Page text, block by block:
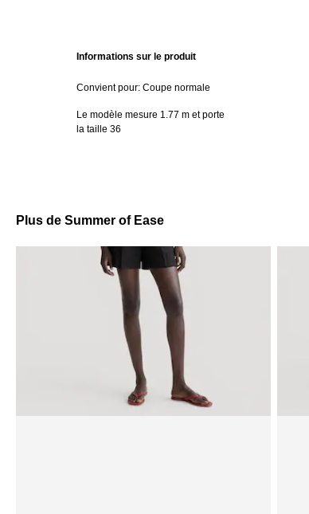
Informations sur le produit
Convient pour: Coupe normale
Le modèle mesure 1.77 m et porte
la taille 36
Plus de Summer of Ease